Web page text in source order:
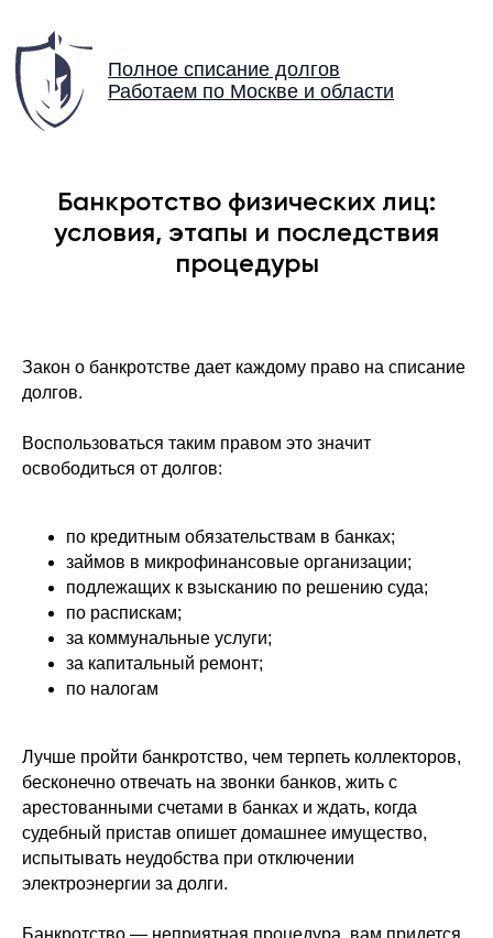
Полное списание долгов
Работаем по Москве и области
Банкротство физических лиц:
условия, этапы и последствия
процедуры
Закон о банкротстве дает каждому право на списание
долгов.
Воспользоваться таким правом это значит
освободиться от долгов:
по кредитным обязательствам в банках;
займов в микрофинансовые организации;
подлежащих к взысканию по решению суда;
по распискам;
за коммунальные услуги;
за капитальный ремонт;
по налогам
Лучше пройти банкротство, чем терпеть коллекторов,
бесконечно отвечать на звонки банков, жить с
арестованными счетами в банках и ждать, когда
судебный пристав опишет домашнее имущество,
испытывать неудобства при отключении
электроэнергии за долги.
Банкротство — неприятная процедура, вам придется